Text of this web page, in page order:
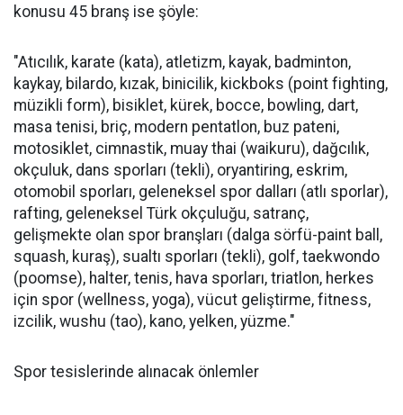
konusu 45 branş ise şöyle:
"Atıcılık, karate (kata), atletizm, kayak, badminton,
kaykay, bilardo, kızak, binicilik, kickboks (point fighting,
müzikli form), bisiklet, kürek, bocce, bowling, dart,
masa tenisi, briç, modern pentatlon, buz pateni,
motosiklet, cimnastik, muay thai (waikuru), dağcılık,
okçuluk, dans sporları (tekli), oryantiring, eskrim,
otomobil sporları, geleneksel spor dalları (atlı sporlar),
rafting, geleneksel Türk okçuluğu, satranç,
gelişmekte olan spor branşları (dalga sörfü-paint ball,
squash, kuraş), sualtı sporları (tekli), golf, taekwondo
(poomse), halter, tenis, hava sporları, triatlon, herkes
için spor (wellness, yoga), vücut geliştirme, fitness,
izcilik, wushu (tao), kano, yelken, yüzme."
Spor tesislerinde alınacak önlemler